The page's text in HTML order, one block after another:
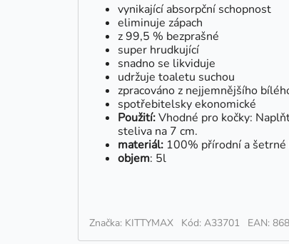
vynikající absorpční schopnost
eliminuje zápach
z 99,5 % bezprašné
super hrudkující
snadno se likviduje
udržuje toaletu suchou
zpracováno z nejjemnějšího
spotřebitelsky ekonomické
Použití:Vhodné pro kočky:
steliva na 7 cm.
materiál: 100% přírodní a
objem: 5l
Značka: KITTYMAX Kód: A33701 EAN: